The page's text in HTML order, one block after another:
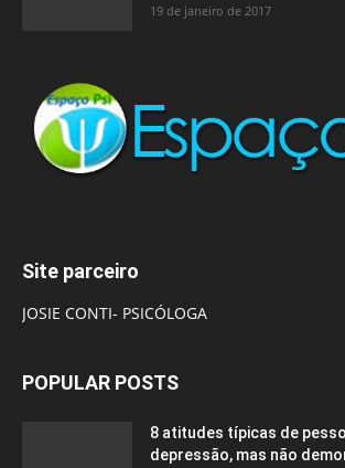
19 de janeiro de 2017
Site parceiro
JOSIE CONTI- PSICÓLOGA
POPULAR POSTS
8 atitudes típicas de
depressão, mas não